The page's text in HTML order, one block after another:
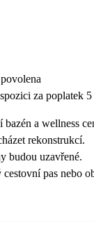
za poplatek
bazén a wellness
rekonstrukcí.
budou uzavřené.
pas nebo